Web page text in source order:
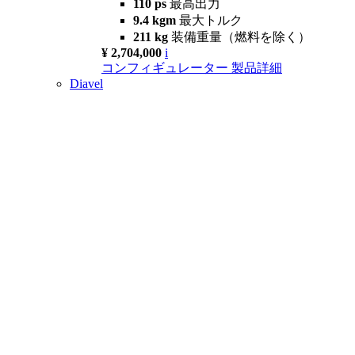
110 ps 最高出力
9.4 kgm 最大トルク
211 kg 装備重量（燃料を除く）
¥ 2,704,000 i
コンフィギュレーター 製品詳細
Diavel